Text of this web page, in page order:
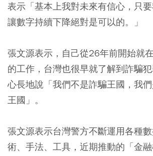
表示「基本上我對未來有信心，只要
讓數字持續下降絕對是可以的。」
張文源表示，自己從26年前開始就
的工作，台灣也很早就了解到詐騙
心長地說「我們不是詐騙王國，我
王國」。
張文源表示台灣警方不斷運用各種
術、手法、工具，近期推動的「金